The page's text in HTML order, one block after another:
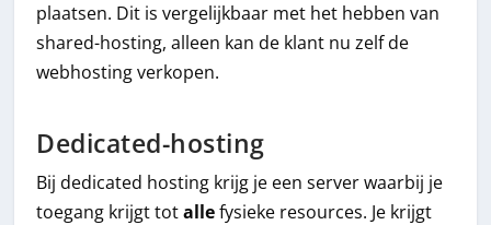
plaatsen. Dit is vergelijkbaar met het hebben van
shared-hosting, alleen kan de klant nu zelf de
webhosting verkopen.
Dedicated-hosting
Bij dedicated hosting krijg je een server waarbij je
toegang krijgt totallefysieke resources. Je krijgt